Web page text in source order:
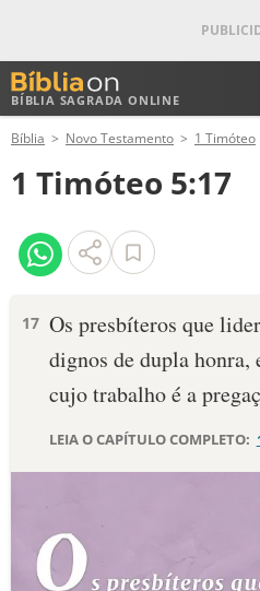
BÍBLIA SAGRADA ONLINE
ANTIGO TESTAMENTO
NOVO TESTAMENTO
VERSÍCULOS
PALAVRA DO DIA
DEVOCIONAL DIÁRIO
10 MANDAMENTOS
ESTUDOS BÍBLICOS
Bíblia Novo Testamento 1 Timóteo
1 Timóteo 5:17
17 Os presbíteros que
dignos de dupla honra,
cujo trabalho é a
LEIA O CAPÍTULO COMPLETO: